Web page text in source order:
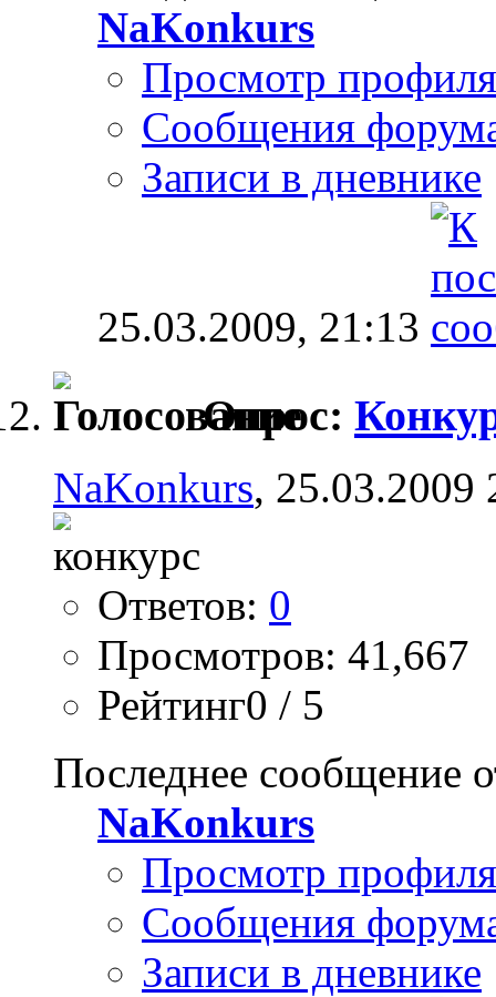
NaKonkurs
Просмотр профиля
Сообщения
Записи в дневнике
25.03.2009, 21:13
Опрос:
NaKonkurs, 25.03.2009
Ответов: 0
Просмотров: 41,667
Рейтинг0 / 5
Последнее сообщение
NaKonkurs
Просмотр профиля
Сообщения
Записи в дневнике